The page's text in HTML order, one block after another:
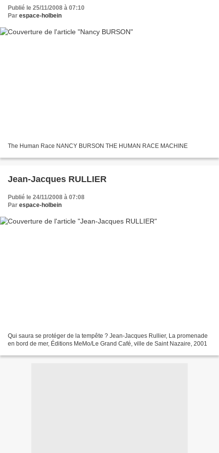
Publié le 25/11/2008 à 07:10
Par espace-holbein
The Human Race NANCY BURSON THE HUMAN RACE MACHINE
Jean-Jacques RULLIER
Publié le 24/11/2008 à 07:08
Par espace-holbein
Qui saura se protéger de la tempête ? Jean-Jacques Rullier, La promenade
en bord de mer, Éditions MeMo/Le Grand Café, ville de Saint Nazaire, 2001